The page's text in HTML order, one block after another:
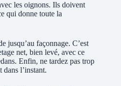
les oignons. Ils doivent
qui donne toute la
jusqu’au façonnage. C’est
net, bien levé, avec ce
Enfin, ne tardez pas trop
dans l’instant.